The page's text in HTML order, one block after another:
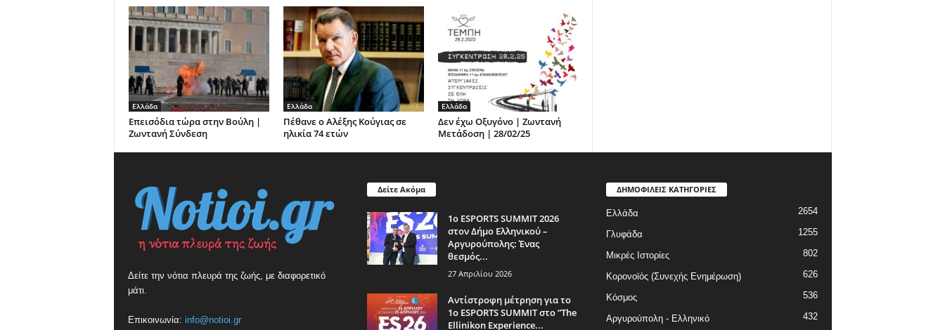
Ελλάδα
Επεισόδια τώρα στην Βούλη |
Ζωντανή Σύνδεση
Ελλάδα
Πέθανε ο Αλέξης Κούγιας σε
ηλικία 74 ετών
Ελλάδα
Δεν έχω Οξυγόνο | Ζωντανή
Μετάδοση | 28/02/25
Δείτε την νότια πλευρά της ζωής, με διαφορετικό
μάτι.
Επικοινωνία: info@notioi.gr
Δείτε Ακόμα
1ο ESPORTS SUMMIT 2026
στον Δήμο Ελληνικού –
Αργυρούπολης: Ένας
θεσμός...
27 Απριλίου 2026
Αντίστροφη μέτρηση για το
1ο ESPORTS SUMMIT στο ”The
Ellinikon Experience...
ΔΗΜΟΦΙΛΕΙΣ ΚΑΤΗΓΟΡΙΕΣ
Ελλάδα 2654
Γλυφάδα 1255
Μικρές Ιστορίες 802
Κορονοϊός (Συνεχής Ενημέρωση) 626
Κόσμος 536
Αργυρούπολη - Ελληνικό 432